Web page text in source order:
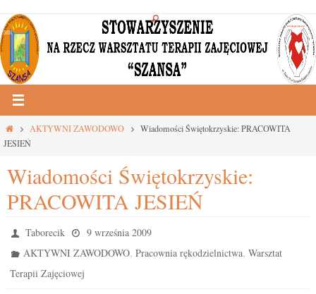
Przejdź
do
treści
Strona
główna
AKTYWNI ZAWODOWO
Wiadomości Świętokrzyskie: PRACOWITA
JESIEŃ
Wiadomości Świętokrzyskie:
PRACOWITA JESIEŃ
Taborecik
9 września 2009
AKTYWNI ZAWODOWO,Pracownia rękodzielnictwa,Warsztat
Terapii Zajęciowej